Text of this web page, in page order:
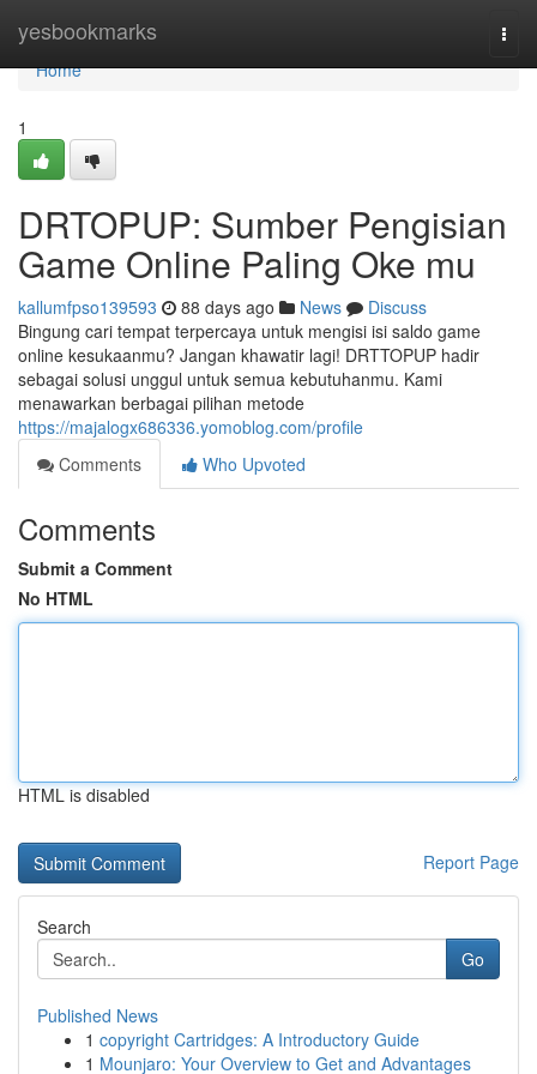
yesbookmarks
Home
Home
1
DRTOPUP: Sumber Pengisian
Game Online Paling Oke mu
kallumfpso139593 88 days ago News
Discuss
Bingung cari tempat terpercaya untuk mengisi isi saldo game
online kesukaanmu? Jangan khawatir lagi! DRTTOPUP hadir
sebagai solusi unggul untuk semua kebutuhanmu. Kami
menawarkan berbagai pilihan metode
https://majalogx686336.yomoblog.com/profile
Comments
Who Upvoted
Comments
Submit a Comment
No HTML
HTML is disabled
Report Page
Search
Go
Published News
1 copyright Cartridges: A Introductory Guide
1 Mounjaro: Your Overview to Get and Advantages